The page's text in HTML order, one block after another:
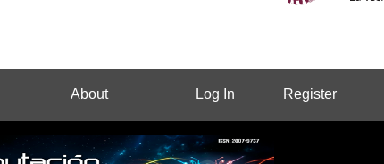
About Log In Register